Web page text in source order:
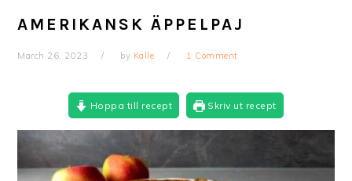
AMERIKANSK ÄPPELPAJ
March 26, 2023 by Kalle 1 Comment
Hoppa till recept Skriv ut recept